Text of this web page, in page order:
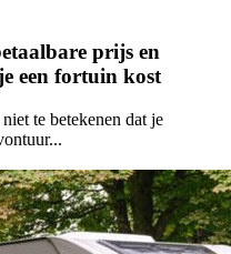
prijs en
een fortuin kost
te betekenen dat je